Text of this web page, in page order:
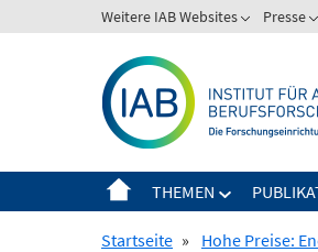
zum
Weitere IAB Websites Presse
THEMEN
Startseite » Hohe Preise: